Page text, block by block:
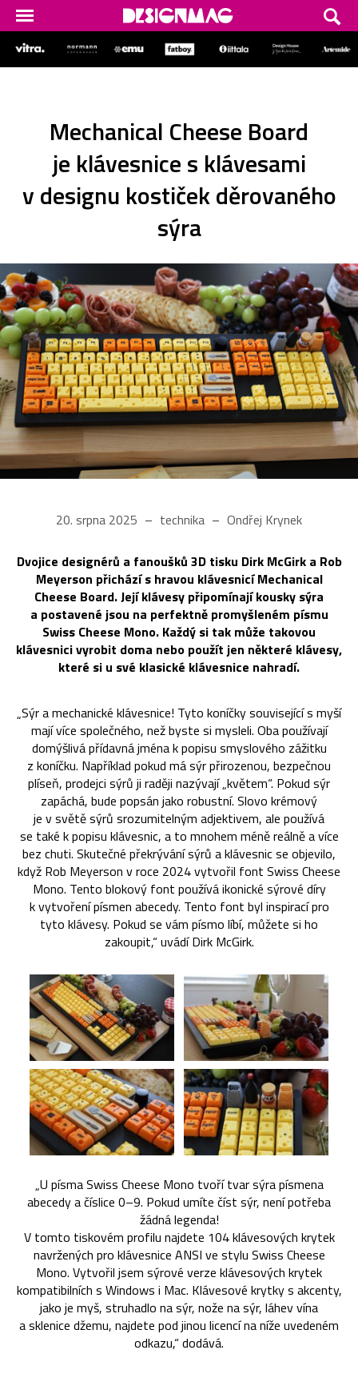
Mechanical Cheese Board
je klávesnice s klávesami
v designu kostiček děrovaného
sýra
20. srpna 2025 technika Ondřej Krynek
Dvojice designérů a fanoušků 3D tisku Dirk McGirk a Rob
Meyerson přichází s hravou klávesnicí Mechanical
Cheese Board. Její klávesy připomínají kousky sýra
a postavené jsou na perfektně promyšleném písmu
Swiss Cheese Mono. Každý si tak může takovou
klávesnici vyrobit doma nebo použít jen některé klávesy,
které si u své klasické klávesnice nahradí.
„Sýr a mechanické klávesnice! Tyto koníčky související s myší
mají více společného, než byste si mysleli. Oba používají
domýšlivá přídavná jména k popisu smyslového zážitku
z koníčku. Například pokud má sýr přirozenou, bezpečnou
plíseň, prodejci sýrů ji raději nazývají „květem“. Pokud sýr
zapáchá, bude popsán jako robustní. Slovo krémový
je v světě sýrů srozumitelným adjektivem, ale používá
se také k popisu klávesnic, a to mnohem méně reálně a více
bez chuti. Skutečné překrývání sýrů a klávesnic se objevilo,
když Rob Meyerson v roce 2024 vytvořil font Swiss Cheese
Mono. Tento blokový font používá ikonické sýrové díry
k vytvoření písmen abecedy. Tento font byl inspirací pro
tyto klávesy. Pokud se vám písmo líbí, můžete si ho
zakoupit,“ uvádí Dirk McGirk.
„U písma Swiss Cheese Mono tvoří tvar sýra písmena
abecedy a číslice 0–9. Pokud umíte číst sýr, není potřeba
žádná legenda!
V tomto tiskovém profilu najdete 104 klávesových krytek
navržených pro klávesnice ANSI ve stylu Swiss Cheese
Mono. Vytvořil jsem sýrové verze klávesových krytek
kompatibilních s Windows i Mac. Klávesové krytky s akcenty,
jako je myš, struhadlo na sýr, nože na sýr, láhev vína
a sklenice džemu, najdete pod jinou licencí na níže uvedeném
odkazu,“ dodává.